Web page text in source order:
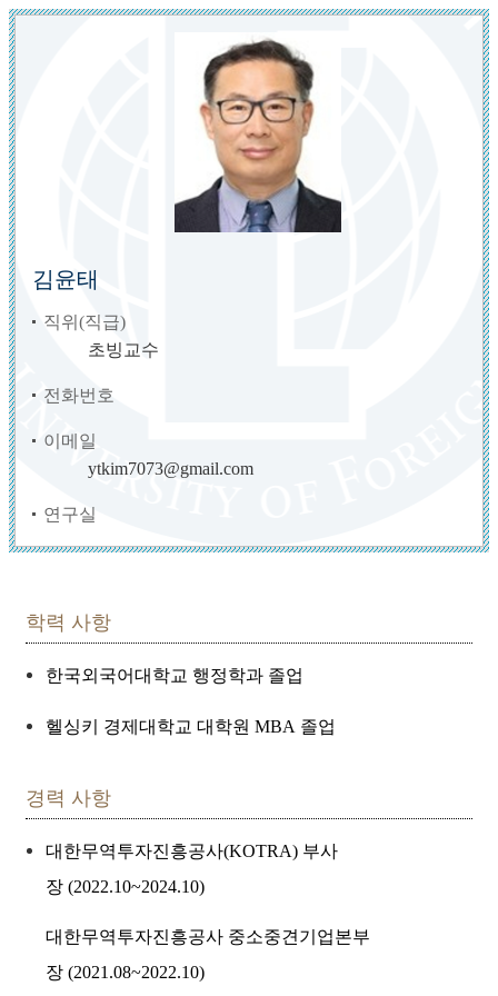
김윤태
직위(직급)
초빙교수
전화번호
이메일
ytkim7073@gmail.com
연구실
학력 사항
한국외국어대학교 행정학과 졸업
헬싱키 경제대학교 대학원 MBA 졸업
경력 사항
대한무역투자진흥공사(KOTRA) 부사
장 (2022.10~2024.10)
대한무역투자진흥공사 중소중견기업본부
장 (2021.08~2022.10)